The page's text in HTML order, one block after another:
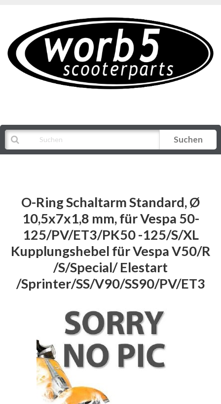
Suchen
O-Ring Schaltarm Standard, Ø
10,5x7x1,8 mm, für Vespa 50-
125/PV/ET3/PK50 -125/S/XL
Kupplungshebel für Vespa V50/R
/S/Special/ Elestart
/Sprinter/SS/V90/SS90/PV/ET3